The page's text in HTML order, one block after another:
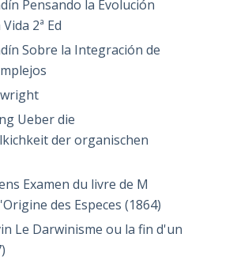
Pensando la Evolución
2ª Ed
Sobre la Integración de
Ueber die
der organischen
Examen du livre de M
des Especes (1864)
Le Darwinisme ou la fin d'un